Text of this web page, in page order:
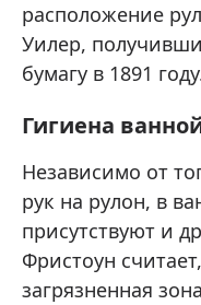
расположение
Уилер,
бумагу в 1891
Гигиена
Независимо от
рук на рулон, в
присутствуют и
Фристоун
загрязненная